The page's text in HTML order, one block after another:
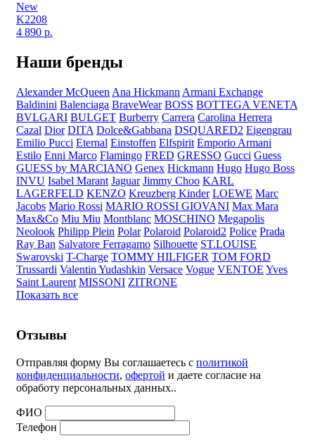
New
K2208
4 890 р.
Наши бренды
Alexander McQueen Ana Hickmann Armani Exchange
Baldinini Balenciaga BraveWear BOSS BOTTEGA VENETA
BVLGARI BULGET Burberry Carrera Carolina Herrera
Cazal Dior DITA Dolce&Gabbana DSQUARED2 Eigengrau
Emilio Pucci Eternal Einstoffen Elfspirit Emporio Armani
Estilo Enni Marco Flamingo FRED GRESSO Gucci Guess
GUESS by MARCIANO Genex Hickmann Hugo Hugo Boss
INVU Isabel Marant Jaguar Jimmy Choo KARL
LAGERFELD KENZO Kreuzberg Kinder LOEWE Marc
Jacobs Mario Rossi MARIO ROSSI GIOVANI Max Mara
Max&Co Miu Miu Montblanc MOSCHINO Megapolis
Neolook Philipp Plein Polar Polaroid Polaroid2 Police Prada
Ray Ban Salvatore Ferragamo Silhouette ST.LOUISE
Swarovski T-Charge TOMMY HILFIGER TOM FORD
Trussardi Valentin Yudashkin Versace Vogue VENTOE Yves
Saint Laurent MISSONI ZITRONE
Показать все
Отзывы
Отправляя форму Вы соглашаетесь с политикой
конфиденциальности, офертой и даете согласие на
обработу персональных данных..
ФИО
Телефон